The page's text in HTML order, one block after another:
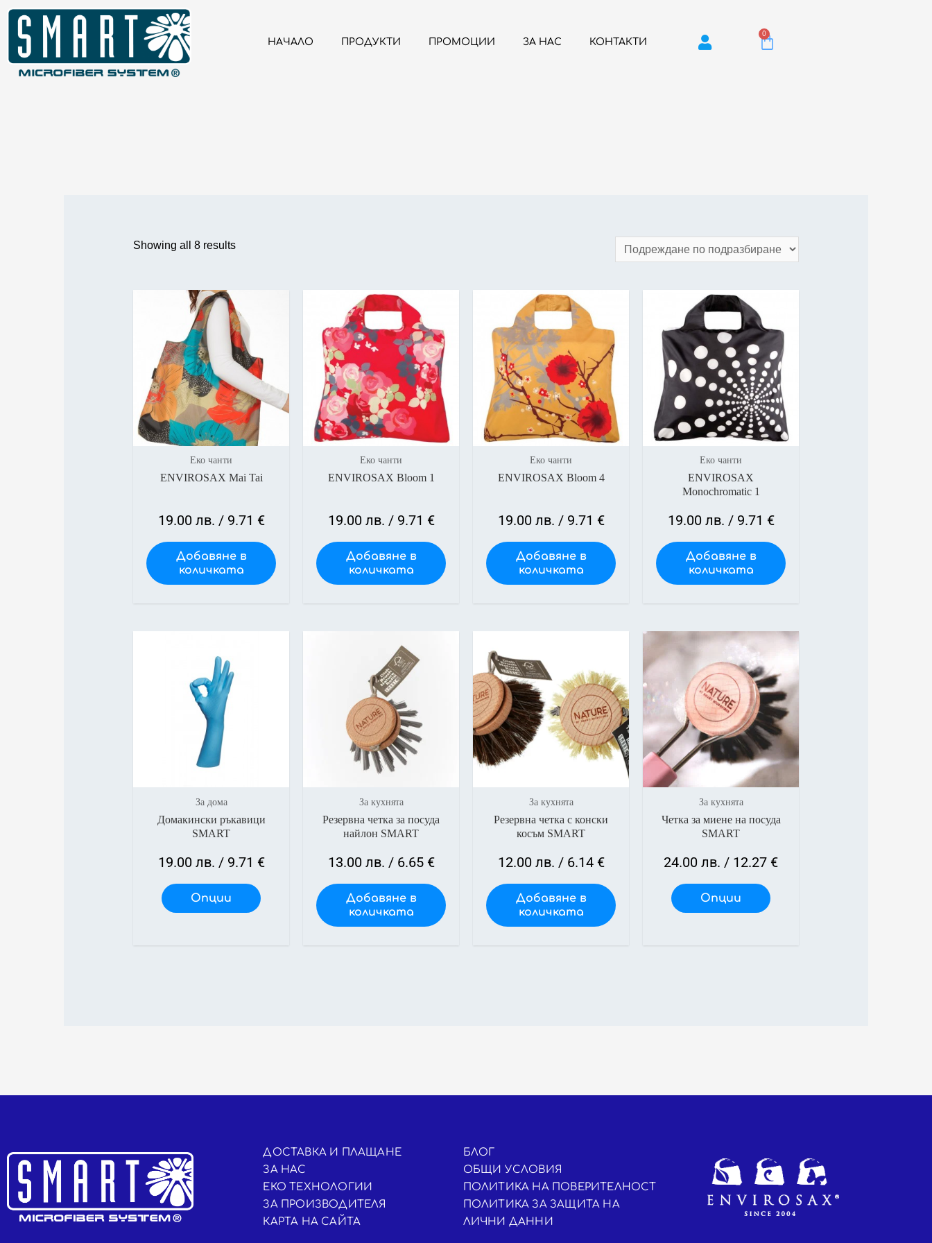
НАЧАЛО ПРОДУКТИ ПРОМОЦИИ ЗА НАС КОНТАКТИ
0
Showing all 8 results
Еко чанти
ENVIROSAX Mai Tai
19.00 лв. / 9.71 €
Добавяне в
количката
Еко чанти
ENVIROSAX Bloom 1
19.00 лв. / 9.71 €
Добавяне в
количката
Еко чанти
ENVIROSAX Bloom 4
19.00 лв. / 9.71 €
Добавяне в
количката
Еко чанти
ENVIROSAX
Monochromatic 1
19.00 лв. / 9.71 €
Добавяне в
количката
За дома
Домакински ръкавици
SMART
19.00 лв. / 9.71 €
Опции
За кухнята
Резервна четка за посуда
найлон SMART
13.00 лв. / 6.65 €
Добавяне в
количката
За кухнята
Резервна четка с конски
косъм SMART
12.00 лв. / 6.14 €
Добавяне в
количката
За кухнята
Четка за миене на посуда
SMART
24.00 лв. / 12.27 €
Опции
ДОСТАВКА И ПЛАЩАНЕ
ЗА НАС
ЕКО ТЕХНОЛОГИИ
ЗА ПРОИЗВОДИТЕЛЯ
КАРТА НА САЙТА
БЛОГ
ОБЩИ УСЛОВИЯ
ПОЛИТИКА НА ПОВЕРИТЕЛНОСТ
ПОЛИТИКА ЗА ЗАЩИТА НА
ЛИЧНИ ДАННИ